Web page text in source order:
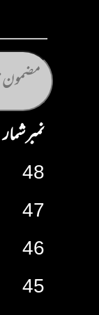
نمبر شمار
48
47
46
45